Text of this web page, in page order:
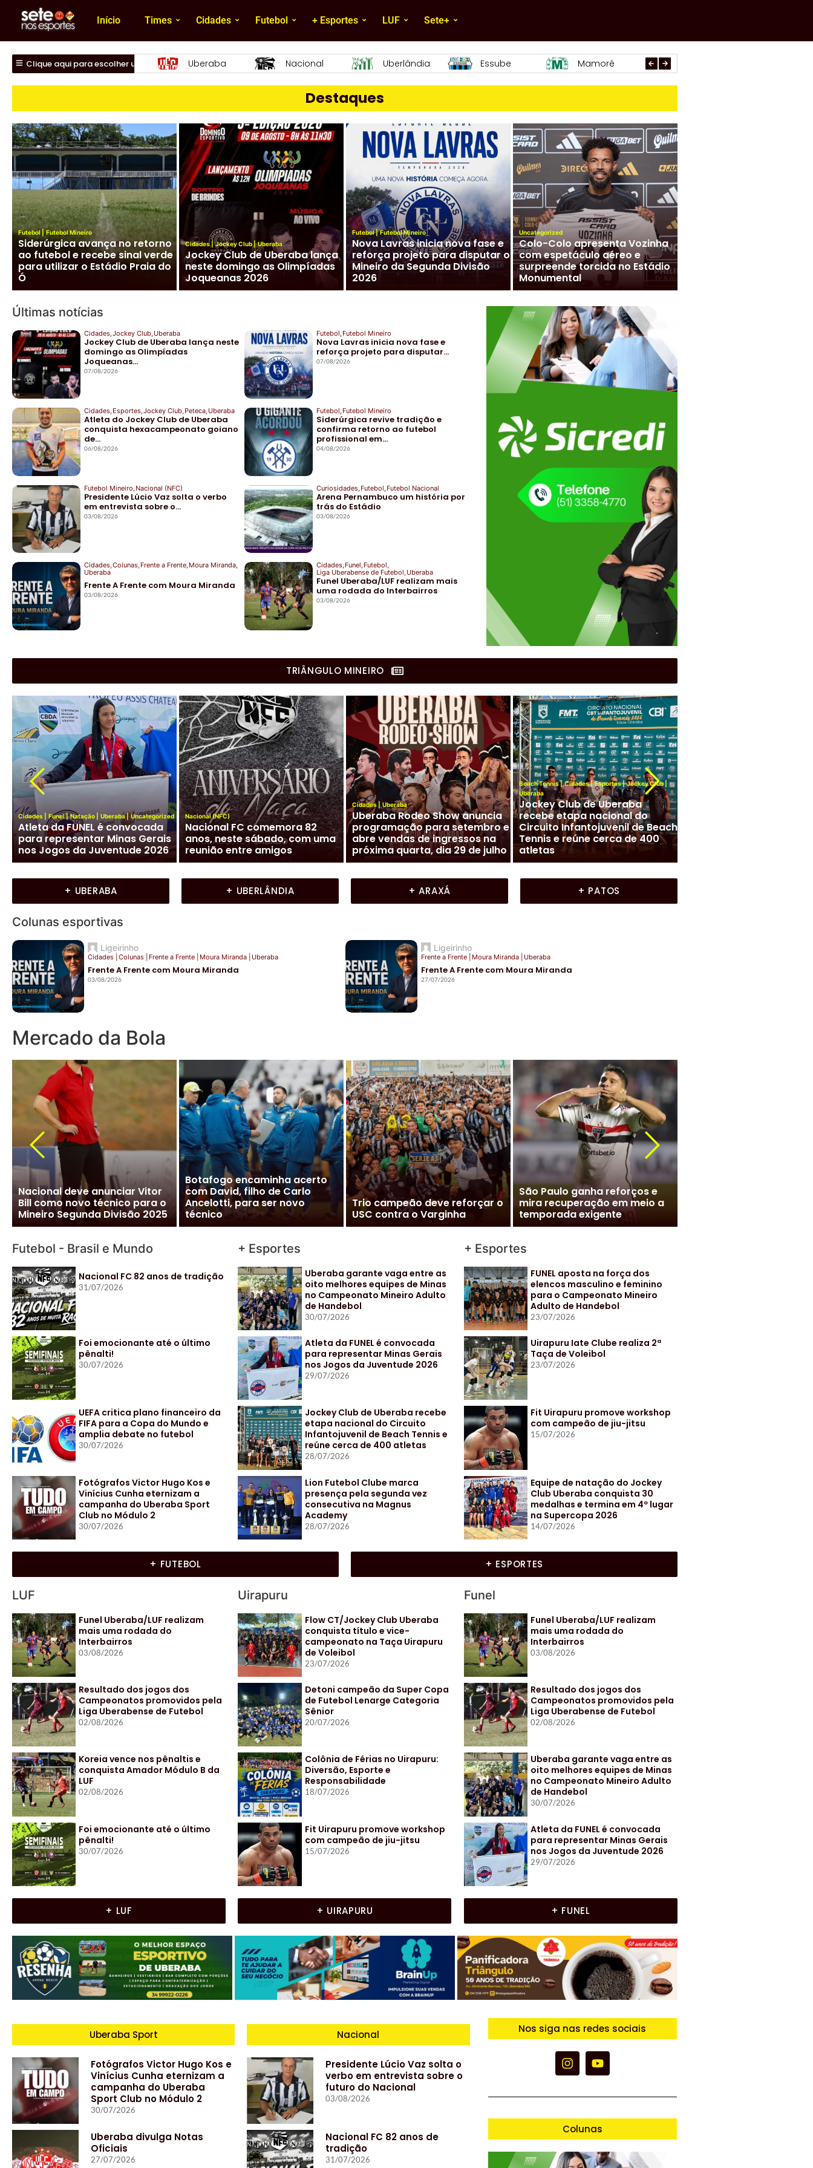
Início Times Cidades Futebol + Esportes LUF Sete+
Clique aqui para escolher um time
Nacional Uberlândia Essube Mamoré URT Paracatu
Destaques
Futebol Futebol Mineiro
Siderúrgica avança no retorno
ao futebol e recebe sinal verde
para utilizar o Estádio Praia do
Ó
Cidades| Jockey Club| Uberaba
Jockey Club de Uberaba lança
neste domingo as Olimpíadas
Joqueanas 2026
Futebol| Futebol Mineiro
Nova Lavras inicia nova fase e
reforça projeto para disputar o
Mineiro da Segunda Divisão
2026
Uncategorized
Colo-Colo apresenta Vozinha
com espetáculo aéreo e
surpreende torcida no Estádio
Monumental
Últimas notícias
Cidades,Jockey Club,Uberaba
Jockey Club de Uberaba lança neste
domingo as Olimpíadas
Joqueanas…
07/08/2026
Futebol,Futebol Mineiro
Nova Lavras inicia nova fase e
reforça projeto para disputar…
07/08/2026
Cidades, Esportes, Jockey Club, Peteca, Uberaba
Atleta do Jockey Club de Uberaba
conquista hexacampeonato goiano
de…
06/08/2026
Futebol Futebol Mineiro
Siderúrgica revive tradição e
confirma retorno ao futebol
profissional em…
04/08/2026
Futebol Mineiro Nacional (NFC)
Presidente Lúcio Vaz solta o verbo
em entrevista sobre o…
03/08/2026
Curiosidades, Futebol Futebol Nacional
Arena Pernambuco um história por
trás do Estádio
03/08/2026
Cidades,Colunas,Frente a Frente,Moura Miranda,
Uberaba
Frente A Frente com Moura Miranda
03/08/2026
Cidades,Funel,Futebol,
Liga Uberabense de Futebol,Uberaba
Funel Uberaba/LUF realizam mais
uma rodada do Interbairros
03/08/2026
TRIÂNGULO MINEIRO
Cidades Jockey Club| Uberaba
Jockey Club de Uberaba lança
neste domingo as Olimpíadas
Joqueanas 2026
Cidades | Esportes| Jockey Club| Peteca| Uberaba
Atleta do Jockey Club de
Uberaba conquista
hexacampeonato goiano de
Peteca e mira o sexto título
brasileiro
Futebol Mineiro | Nacional (NFC)
Presidente Lúcio Vaz solta o
verbo em entrevista sobre o
futuro do Nacional
Cidades| Colunas| Frente a Frente|
Moura Miranda
| Uberaba
Frente A Frente com Moura
Miranda
+ UBERABA + UBERLÂNDIA + ARAXÁ + PATOS
Colunas esportivas
Ligeirinho
Cidades Colunas Frente a Frente Moura Miranda Uberaba
Frente A Frente com Moura Miranda
03/08/2026
Ligeirinho
Frente a Frente Moura Miranda Uberaba
Frente A Frente com Moura Miranda
27/07/2026
Mercado da Bola
CBF desiste de Ancelotti:
salário milionário na Arábia e
impasse com Real Madrid
travam negociação
Ancelotti diz “sim” à Seleção
Brasileira e CBF finaliza
detalhes para oficializar
acordo
Cléber Xavier é o novo técnico
do Santos
Vitor Roque chega ao Brasil e
Palmeiras monta esquema
para evitar exposição
Futebol - Brasil e Mundo
Nacional FC 82 anos de tradição
31/07/2026
Foi emocionante até o último
pênalti!
30/07/2026
UEFA critica plano financeiro da
FIFA para a Copa do Mundo e
amplia debate no futebol
30/07/2026
Fotógrafos Victor Hugo Kos e
Vinícius Cunha eternizam a
campanha do Uberaba Sport
Club no Módulo 2
30/07/2026
+ Esportes
Uberaba garante vaga entre as
oito melhores equipes de Minas
no Campeonato Mineiro Adulto
de Handebol
30/07/2026
Atleta da FUNEL é convocada
para representar Minas Gerais
nos Jogos da Juventude 2026
29/07/2026
Jockey Club de Uberaba recebe
etapa nacional do Circuito
Infantojuvenil de Beach Tennis e
reúne cerca de 400 atletas
28/07/2026
Lion Futebol Clube marca
presença pela segunda vez
consecutiva na Magnus
Academy
28/07/2026
+ Esportes
FUNEL aposta na força dos
elencos masculino e feminino
para o Campeonato Mineiro
Adulto de Handebol
23/07/2026
Uirapuru Iate Clube realiza 2ª
Taça de Voleibol
23/07/2026
Fit Uirapuru promove workshop
com campeão de jiu-jitsu
15/07/2026
Equipe de natação do Jockey
Club Uberaba conquista 30
medalhas e termina em 4º lugar
na Supercopa 2026
14/07/2026
+ FUTEBOL + ESPORTES
LUF
Funel Uberaba/LUF realizam
mais uma rodada do
Interbairros
03/08/2026
Resultado dos jogos dos
Campeonatos promovidos pela
Liga Uberabense de Futebol
02/08/2026
Koreia vence nos pênaltis e
conquista Amador Módulo B da
LUF
02/08/2026
Foi emocionante até o último
pênalti!
30/07/2026
Uirapuru
Flow CT/Jockey Club Uberaba
conquista título e vice-
campeonato na Taça Uirapuru
de Voleibol
23/07/2026
Detoni campeão da Super Copa
de Futebol Lenarge Categoria
Sênior
20/07/2026
Colônia de Férias no Uirapuru:
Diversão, Esporte e
Responsabilidade
18/07/2026
Fit Uirapuru promove workshop
com campeão de jiu-jitsu
15/07/2026
Funel
Funel Uberaba/LUF realizam
mais uma rodada do
Interbairros
03/08/2026
Resultado dos jogos dos
Campeonatos promovidos pela
Liga Uberabense de Futebol
02/08/2026
Uberaba garante vaga entre as
oito melhores equipes de Minas
no Campeonato Mineiro Adulto
de Handebol
30/07/2026
Atleta da FUNEL é convocada
para representar Minas Gerais
nos Jogos da Juventude 2026
29/07/2026
+ LUF + UIRAPURU + FUNEL
Uberaba Sport
Fotógrafos Victor Hugo Kos e
Vinícius Cunha eternizam a
campanha do Uberaba
Sport Club no Módulo 2
30/07/2026
Uberaba divulga Notas
Oficiais
27/07/2026
Nacional
Presidente Lúcio Vaz solta o
verbo em entrevista sobre o
futuro do Nacional
03/08/2026
Nacional FC 82 anos de
tradição
31/07/2026
Nos siga nas redes sociais
Colunas